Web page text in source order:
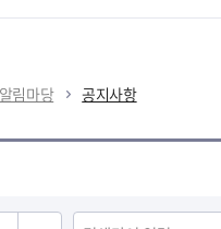
알림마당 공지사항